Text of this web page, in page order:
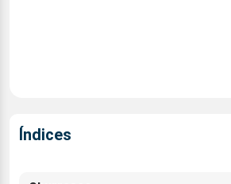
Índices